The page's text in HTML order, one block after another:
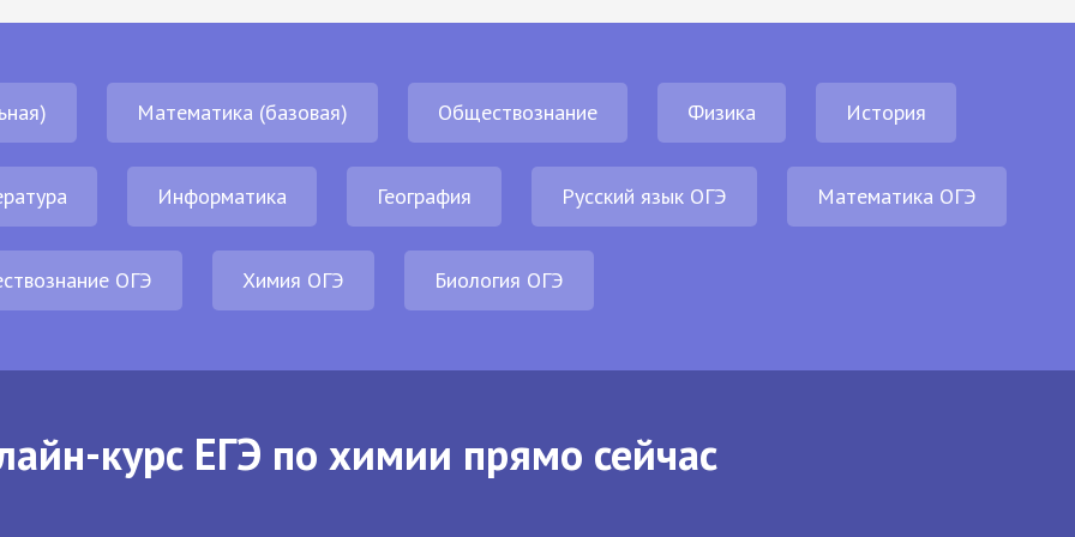
Математика (базовая) Обществознание Физика История
Информатика География Русский язык ОГЭ Математика ОГЭ
ОГЭ Химия ОГЭ Биология ОГЭ
курс ЕГЭ по химии прямо сейчас